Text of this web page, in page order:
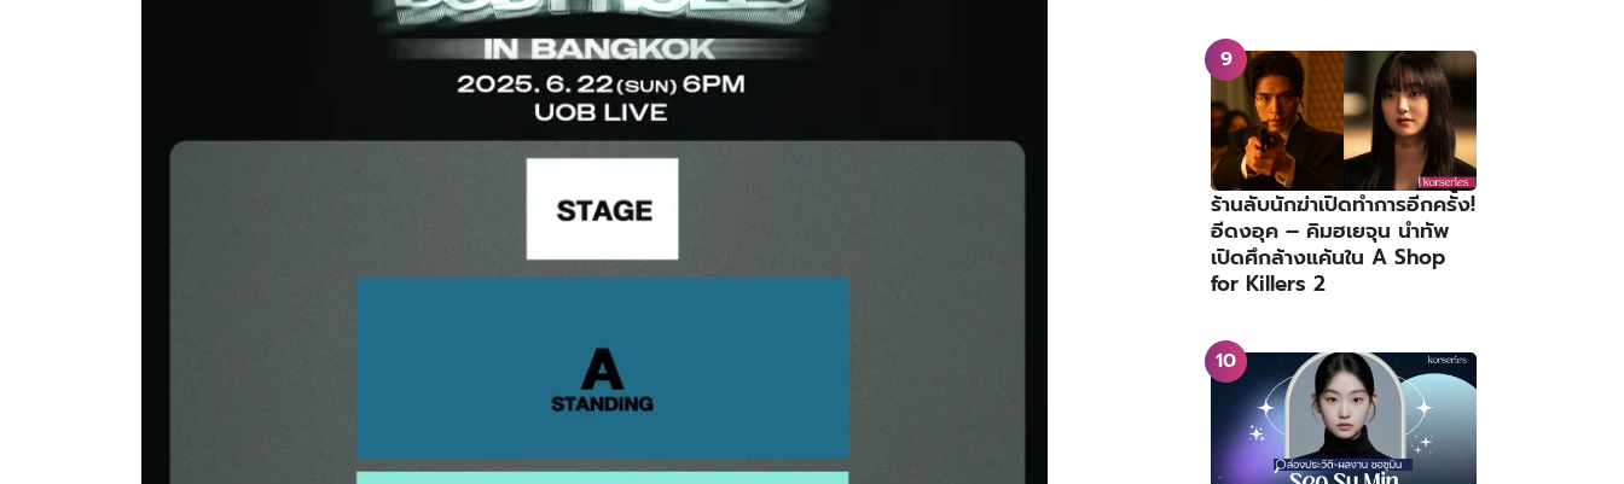
ร้านลับนักฆ่าเปิดทำการอีกครั้ง!
อีดงอุค – คิมฮเยจุน นำทัพ
เปิดศึกล้างแค้นใน A Shop
for Killers 2